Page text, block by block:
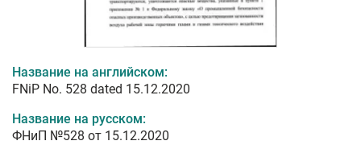
Название на английском:
FNiP No. 528 dated 15.12.2020
Название на русском:
ФНиП №528 от 15.12.2020